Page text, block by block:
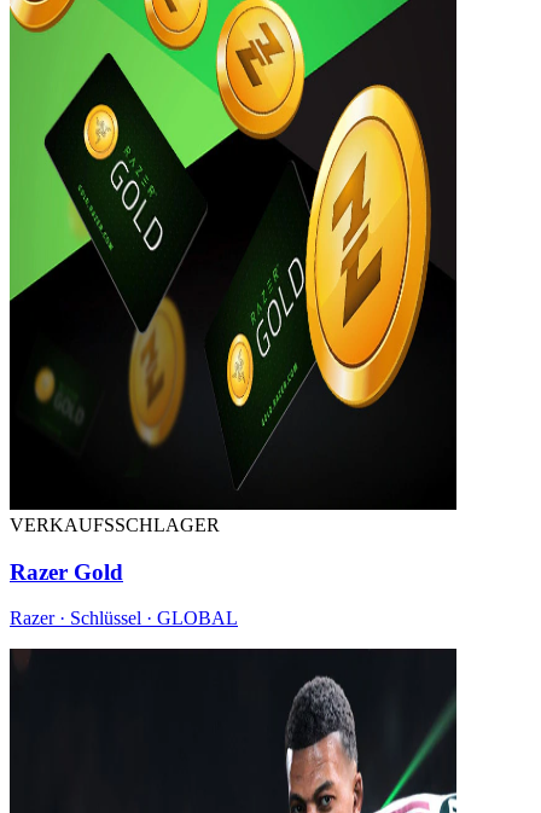
VERKAUFSSCHLAGER
Razer Gold
Razer · Schlüssel · GLOBAL